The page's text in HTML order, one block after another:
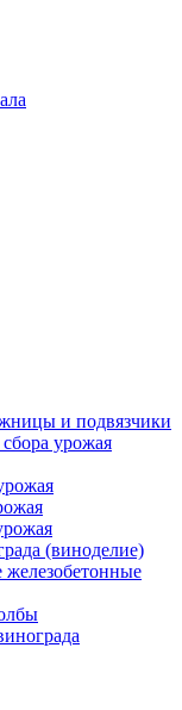
и подвязчики
урожая
(виноделие)